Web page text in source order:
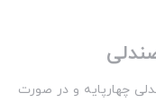
چهارپایه و در صورت